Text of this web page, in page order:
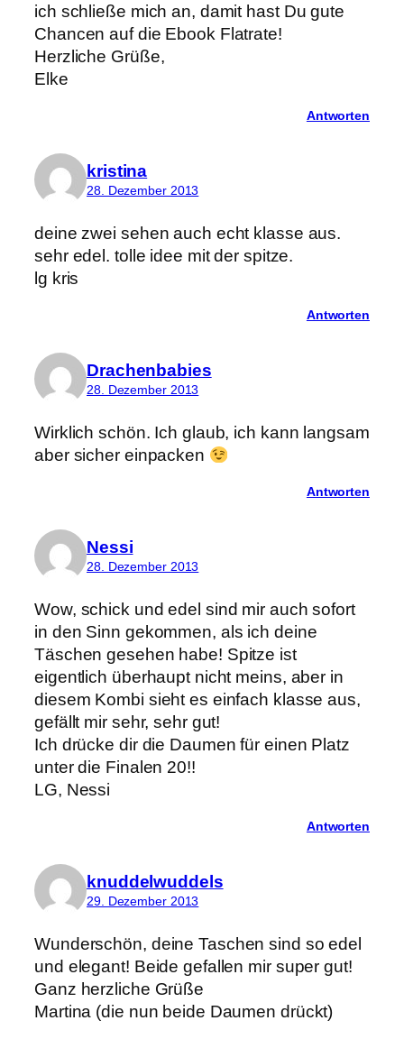
ich schließe mich an, damit hast Du gute
Chancen auf die Ebook Flatrate!
Herzliche Grüße,
Elke
Antworten
kristina
28. Dezember 2013
deine zwei sehen auch echt klasse aus.
sehr edel. tolle idee mit der spitze.
lg kris
Antworten
Drachenbabies
28. Dezember 2013
Wirklich schön. Ich glaub, ich kann langsam
aber sicher einpacken
Antworten
Nessi
28. Dezember 2013
Wow, schick und edel sind mir auch sofort
in den Sinn gekommen, als ich deine
Täschen gesehen habe! Spitze ist
eigentlich überhaupt nicht meins, aber in
diesem Kombi sieht es einfach klasse aus,
gefällt mir sehr, sehr gut!
Ich drücke dir die Daumen für einen Platz
unter die Finalen 20!!
LG, Nessi
Antworten
knuddelwuddels
29. Dezember 2013
Wunderschön, deine Taschen sind so edel
und elegant! Beide gefallen mir super gut!
Ganz herzliche Grüße
Martina (die nun beide Daumen drückt)